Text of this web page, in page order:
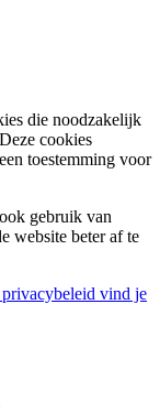
die noodzakelijk
cookies
toestemming voor
gebruik van
website beter af te
vind je